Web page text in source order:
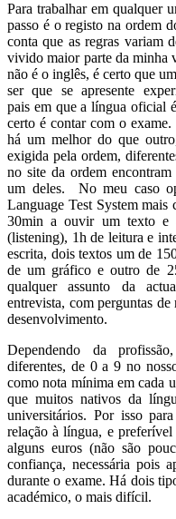
Para trabalhar em qualquer
passo é o registo na ordem
conta que as regras variam
vivido maior parte da minha
não é o inglês, é certo que
ser que se apresente
pais em que a língua oficial
certo é contar com o
há um melhor do que
exigida pela ordem,
no site da ordem
um deles. No meu caso
Language Test System
30min a ouvir um texto e
(listening), 1h de leitura e
escrita, dois textos um de
de um gráfico e outro de
qualquer assunto da
entrevista, com perguntas
desenvolvimento.
Dependendo da
diferentes, de 0 a 9 no
como nota mínima em cada
que muitos nativos da
universitários. Por isso
relação à língua, e
alguns euros (não são
confiança, necessária pois
durante o exame. Há dois
académico, o mais difícil.